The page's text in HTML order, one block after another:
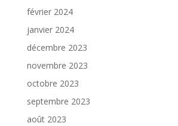
février 2024
janvier 2024
décembre 2023
novembre 2023
octobre 2023
septembre 2023
août 2023